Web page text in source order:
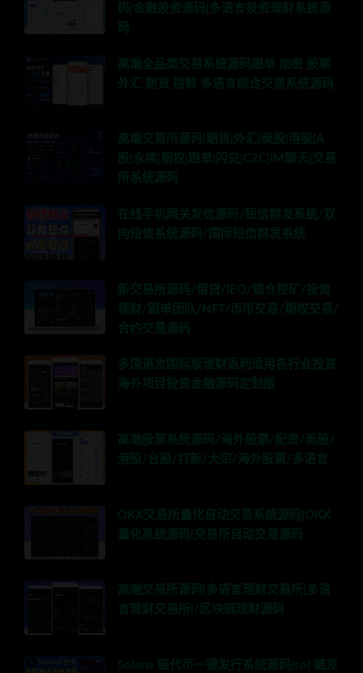
码|金融投资源码|多语言投资理财系统源
码
高端全品类交易系统源码跟单 加密 股票
外汇 期货 指数 多语言综合交易系统源码
高端交易所源码|期货|外汇|美股|港股|A
股|永续|期权|跟单|闪兑|C2C|IM聊天|交易
所系统源码
在线手机网关发信源码/短信群发系统/双
向短信系统源码/国际短信群发系统
新交易所源码/借贷/IEO/锁仓挖矿/投资
理财/跟单团队/NFT/币币交易/期权交易/
合约交易源码
多国语言国际版理财返利适用各行业投资
海外项目投资金融源码定制版
高端股票系统源码/海外股票/配资/美股/
港股/台股/打新/大宗/海外股票/多语言
OKX交易所量化自动交易系统源码|OKX
量化系统源码|交易所自动交易源码
高端交易所源码|多语言理财交易所|多语
言理财交易所|/区块链理财源码
Solana 链代币一键发行系统源码|sol 链发